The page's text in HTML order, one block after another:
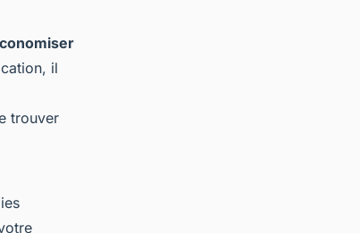
il
trouver